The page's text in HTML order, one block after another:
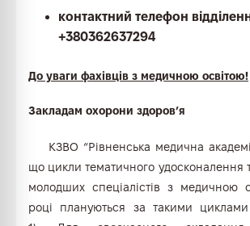
контактний телефон
+380362637294
До уваги фахівців з медичною освітою!
Закладам охорони здоров’я
КЗВО “Рівненська медична
що цикли тематичного удосконалення
молодших спеціалістів з медичною
році плануються за такими